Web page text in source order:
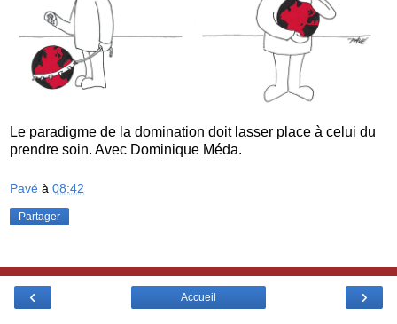
Le paradigme de la domination doit lasser place à celui du
prendre soin. Avec Dominique Méda.
Pavé à 08:42
Partager
‹ ›
Accueil